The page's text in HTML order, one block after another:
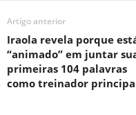
Artigo anterior
Iraola revela porque
“animado” em juntar
primeiras 104 palavras
como treinador